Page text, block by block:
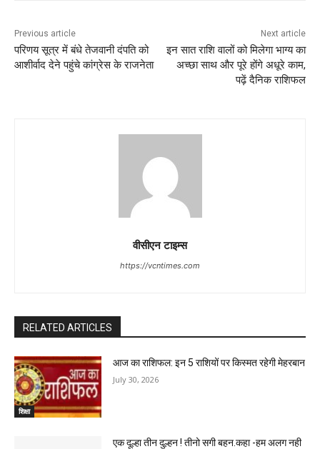
Previous article
परिणय सूत्र में बंधे तेजवानी दंपति को
आशीर्वाद देने पहुंचे कांग्रेस के राजनेता
Next article
इन सात राशि वालों को मिलेगा भाग्य का
अच्छा साथ और पूरे होंगे अधूरे काम,
पढ़ें दैनिक राशिफल
वीसीएन टाइम्स
https://vcntimes.com
RELATED ARTICLES
शिक्षा
आज का राशिफल: इन 5 राशियों पर किस्मत रहेगी मेहरबान
July 30, 2026
एक दूल्हा तीन दुल्हन ! तीनो सगी बहन.कहा -हम अलग नही